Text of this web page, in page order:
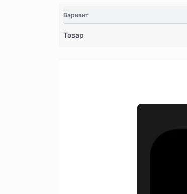
Вариант
Товар